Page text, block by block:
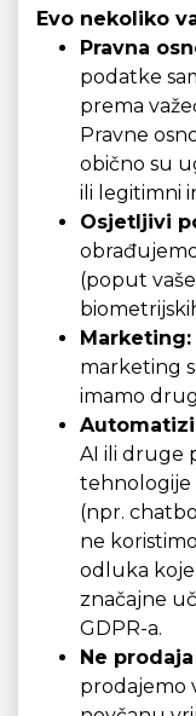
Evo nekoliko
Pravna
podatke
prema
Pravne
obično su
ili legitimni
Osjetljivi
(poput
Marketing:
marketing
imamo
AI ili druge
tehnologije
(npr.
ne
odluka koje
značajne
GDPR-a.
Ne
prodajemo